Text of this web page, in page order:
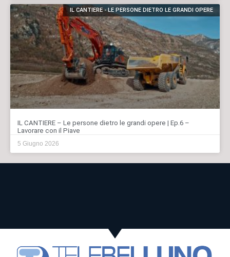
IL CANTIERE - LE PERSONE DIETRO LE GRANDI OPERE
IL CANTIERE – Le persone dietro le grandi opere | Ep.6 –
Lavorare con il Piave
5 Giugno 2026